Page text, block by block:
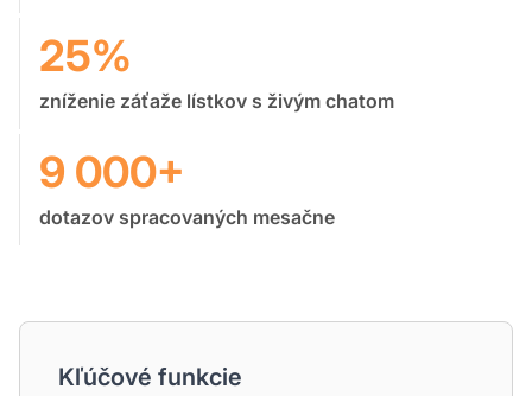
25%
zníženie záťaže lístkov s živým chatom
9 000+
dotazov spracovaných mesačne
Kľúčové funkcie